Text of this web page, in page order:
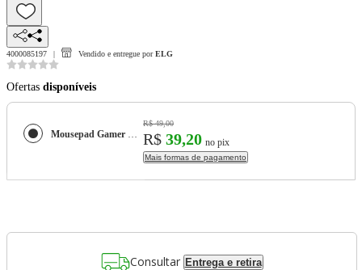
4000085197 Vendido e entregue por ELG
Ofertas disponíveis
Mousepad Gamer Merak Speed, Tamanho Médio 40x30cm, Borda Costurada, Base Antiderrapante, Preto, MPMM, ELG
R$ 49,00
R$ 39,20 no pix
Mais formas de pagamento
Consultar Entrega e retira